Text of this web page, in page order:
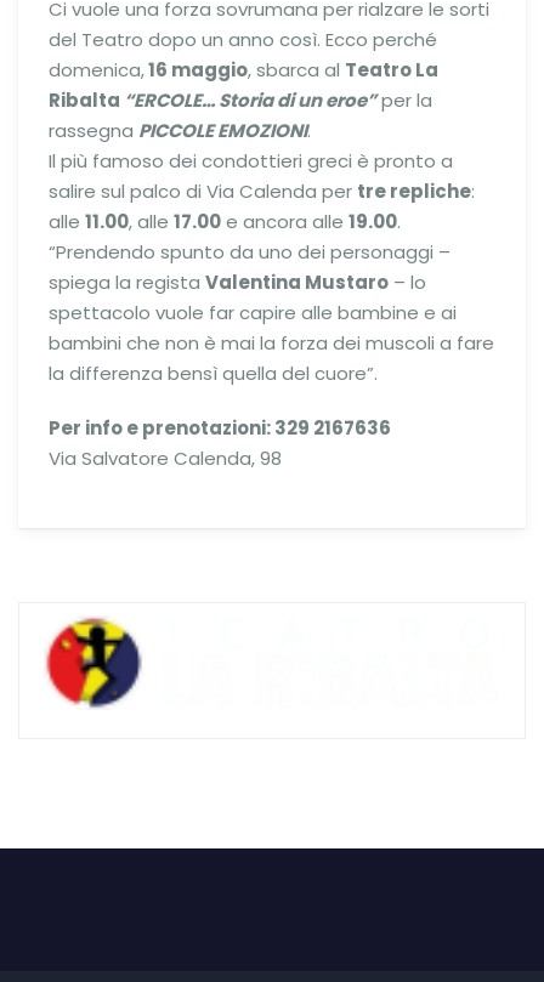
Ci vuole una forza sovrumana per rialzare le sorti
del Teatro dopo un anno così. Ecco perché
domenica,16 maggio, sbarca al Teatro La
Ribalta “ERCOLE… Storia di un eroe”per la
rassegna PICCOLE EMOZIONI.
Il più famoso dei condottieri greci è pronto a
salire sul palco di Via Calenda per tre repliche:
alle 11.00, alle 17.00e ancora alle 19.00.
“Prendendo spunto da uno dei personaggi –
spiega la regista Valentina Mustaro – lo
spettacolo vuole far capire alle bambine e ai
bambini che non è mai la forza dei muscoli a fare
la differenza bensì quella del cuore”.
Per info e prenotazioni: 329 2167636
Via Salvatore Calenda, 98